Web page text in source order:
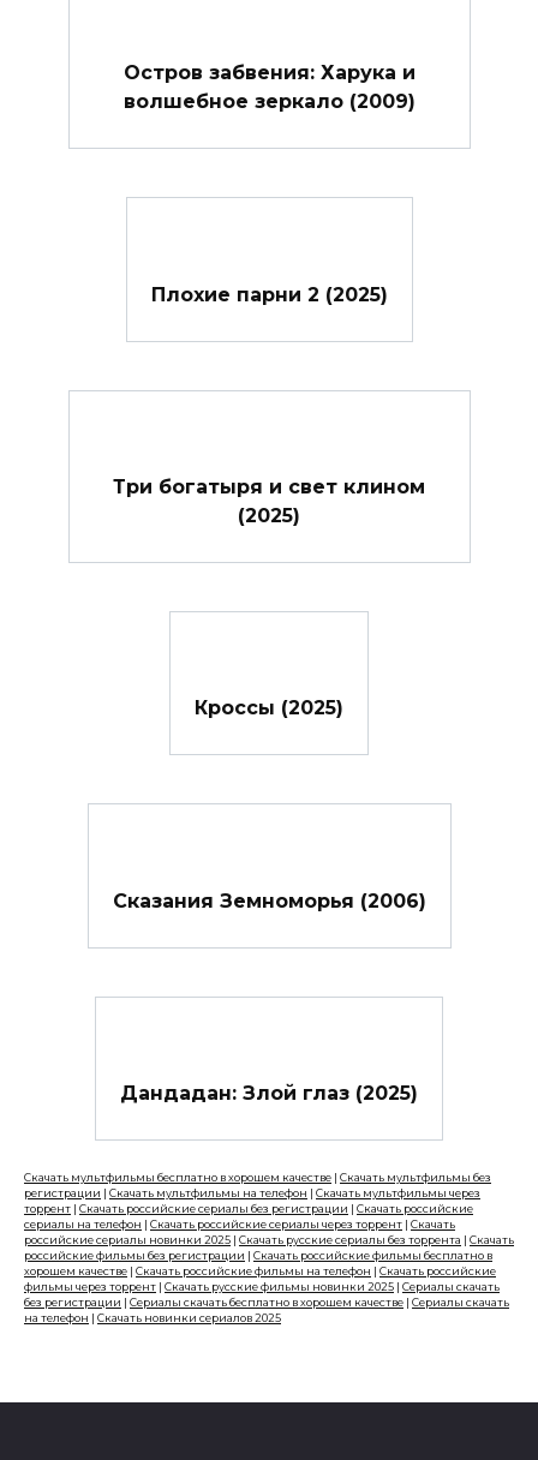
Остров забвения: Харука и
волшебное зеркало (2009)
Плохие парни 2 (2025)
Три богатыря и свет клином
(2025)
Кроссы (2025)
Сказания Земноморья (2006)
Дандадан: Злой глаз (2025)
Скачать мультфильмы бесплатно в хорошем качестве | Скачать мультфильмы без
регистрации | Скачать мультфильмы на телефон | Скачать мультфильмы через
торрент | Скачать российские сериалы без регистрации | Скачать российские
сериалы на телефон | Скачать российские сериалы через торрент | Скачать
российские сериалы новинки 2025 | Скачать русские сериалы без торрента | Скачать
российские фильмы без регистрации | Скачать российские фильмы бесплатно в
хорошем качестве | Скачать российские фильмы на телефон | Скачать российские
фильмы через торрент | Скачать русские фильмы новинки 2025 | Сериалы скачать
без регистрации | Сериалы скачать бесплатно в хорошем качестве | Сериалы скачать
на телефон | Скачать новинки сериалов 2025